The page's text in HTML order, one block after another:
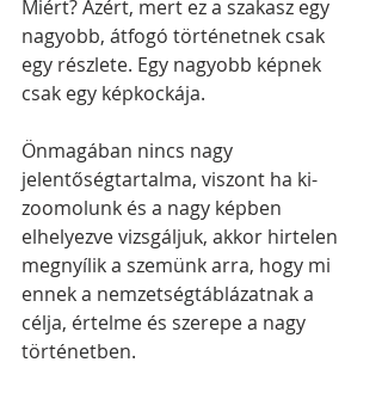
Miért? Azért, mert ez a szakasz egy
nagyobb, átfogó történetnek csak
egy részlete. Egy nagyobb képnek
csak egy képkockája.
Önmagában nincs nagy
jelentőségtartalma, viszont ha ki-
zoomolunk és a nagy képben
elhelyezve vizsgáljuk, akkor hirtelen
megnyílik a szemünk arra, hogy mi
ennek a nemzetségtáblázatnak a
célja, értelme és szerepe a nagy
történetben.